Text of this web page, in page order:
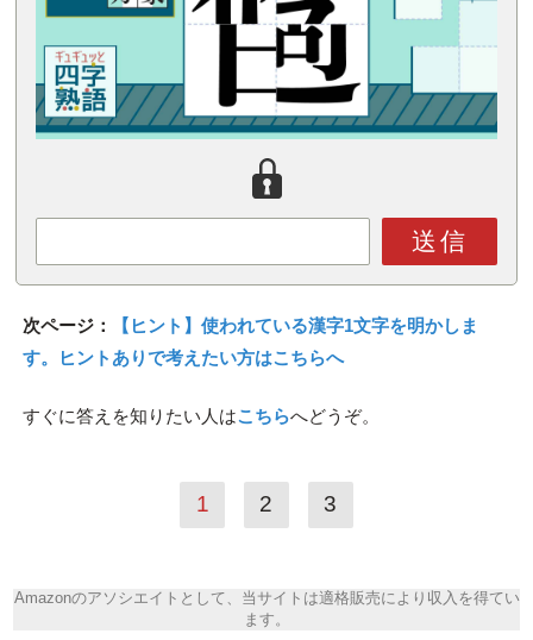
送信
次ページ：
【ヒント】使われている漢字1文字を明かしま
す。ヒントありで考えたい方はこちらへ
すぐに答えを知りたい人はこちらへどうぞ。
1 2 3
Amazonのアソシエイトとして、当サイトは適格販売により収入を得てい
ます。